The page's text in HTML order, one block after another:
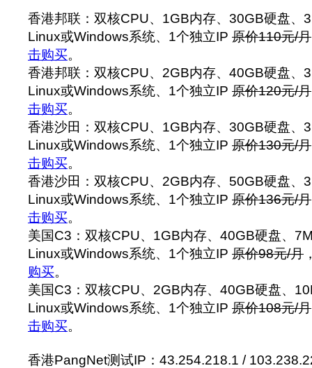
香港邦联：双核CPU、1GB内存、30GB硬盘、
Linux或Windows系统、1个独立IP 原价110元/月
击购买。
香港邦联：双核CPU、2GB内存、40GB硬盘、
Linux或Windows系统、1个独立IP 原价120元/月
击购买。
香港沙田：双核CPU、1GB内存、30GB硬盘、
Linux或Windows系统、1个独立IP 原价130元/月
击购买。
香港沙田：双核CPU、2GB内存、50GB硬盘、
Linux或Windows系统、1个独立IP 原价136元/月
击购买。
美国C3：双核CPU、1GB内存、40GB硬盘、
Linux或Windows系统、1个独立IP 原价98元/月
购买。
美国C3：双核CPU、2GB内存、40GB硬盘、
Linux或Windows系统、1个独立IP 原价108元/月
击购买。
香港PangNet测试IP：43.254.218.1 /